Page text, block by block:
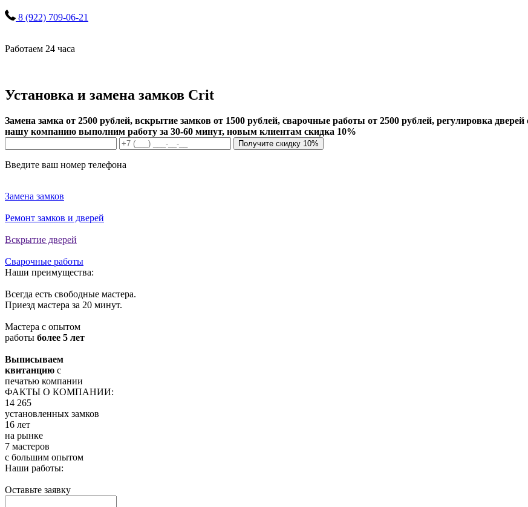
8 (922) 709-06-21
Работаем 24 часа
Установка и замена замков Crit
Замена замка от 2500 рублей, вскрытие замков от 1500 рублей, сварочные работы от 2500 рублей, регулировка дверей
нашу компанию выполним работу за 30-60 минут, новым клиентам скидка 10%
Получите скидку 10%
Введите ваш номер телефона
Замена замков
Ремонт замков и дверей
Вскрытие дверей
Сварочные работы
Наши преимущества:
Всегда есть свободные мастера.
Приезд мастера за 20 минут.
Мастера с опытом
работы более 5 лет
Выписываем
квитанцию с
печатью компании
ФАКТЫ О КОМПАНИИ:
14 265
установленных замков
16 лет
на рынке
7 мастеров
с большим опытом
Наши работы:
Оставьте заявку